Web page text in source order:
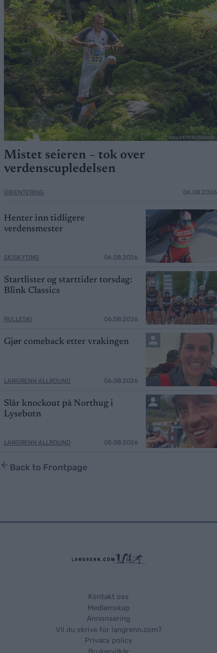
Foto: PETR KADERAVEK
Mistet seieren – tok over
verdenscupledelsen
ORIENTERING 06.08.2026
Henter inn tidligere
verdensmester
SKISKYTING 06.08.2026
Startlister og starttider torsdag:
Blink Classics
RULLESKI 06.08.2026
Gjør comeback etter vrakingen
LANGRENN ALLROUND 06.08.2026
Slår knockout på Northug i
Lysebotn
LANGRENN ALLROUND 05.08.2026
Back to Frontpage
Kontakt oss
Medlemskap
Annonsering
Vil du skrive for langrenn.com?
Privacy policy